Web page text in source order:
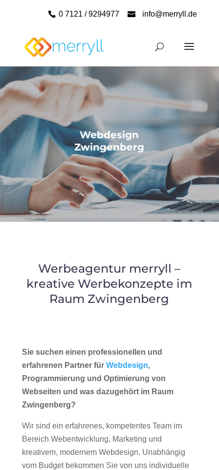
0 7121 / 9294977 info@merryll.de
Webdesign
Zwingenberg
Werbeagentur merryll –
kreative Werbekonzepte im
Raum Zwingenberg
Sie suchen einen professionellen und
erfahrenen Partner für Webdesign,
Programmierung und Optimierung von
Webseiten und was dazugehört im Raum
Zwingenberg?
Wir sind ein erfahrenes, kompetentes Team im
Bereich Webentwicklung, Marketing und
kreativem, modernem Webdesign. Unabhängig
vom Budget bekommen Sie von uns individuelle